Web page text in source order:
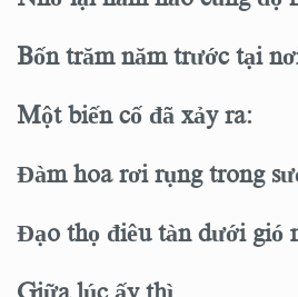
Bốn trăm năm trước tại
Một biến cố đã xảy ra:
Đàm hoa rơi rụng trong
Đạo thọ điêu tàn dưới gió